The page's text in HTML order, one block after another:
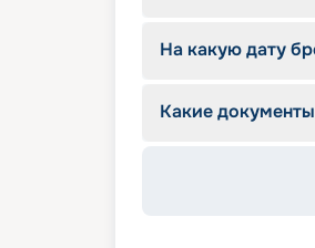
На какую дату
Какие